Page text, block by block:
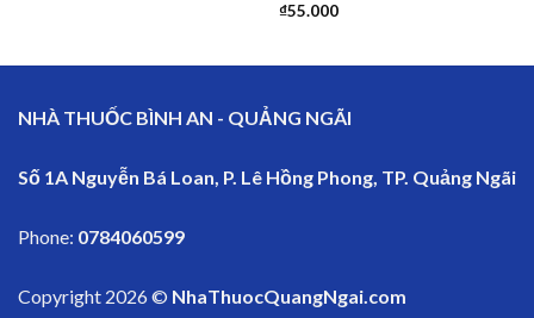
₫55.000
NHÀ THUỐC BÌNH AN - QUẢNG NGÃI
Số 1A Nguyễn Bá Loan, P. Lê Hồng Phong, TP. Quảng Ngãi
Phone: 0784060599
Copyright 2026 © NhaThuocQuangNgai.com